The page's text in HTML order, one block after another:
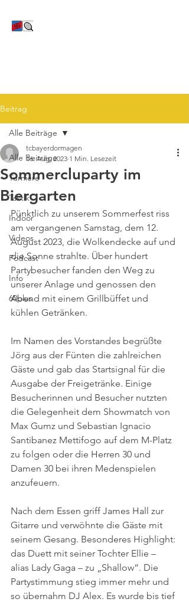
Beitrag
Alle Beiträge
Turniere
Taktik
Indoor
Videos
Podcast
Info
60plus
Alle Beiträge
Sommercluparty im
Biergarten
tcbayerdormagen
16. Aug. 2023 1 Min. Lesezeit
Pünktlich zu unserem Sommerfest riss
am vergangenen Samstag, dem 12.
August 2023, die Wolkendecke auf und
die Sonne strahlte. Über hundert
Partybesucher fanden den Weg zu
unserer Anlage und genossen den
Abend mit einem Grillbüffet und
kühlen Getränken.
Im Namen des Vorstandes begrüßte
Jörg aus der Fünten die zahlreichen
Gäste und gab das Startsignal für die
Ausgabe der Freigetränke. Einige
Besucherinnen und Besucher nutzten
die Gelegenheit dem Showmatch von
Max Gumz und Sebastian Ignacio
Santibanez Mettifogo auf dem M-Platz
zu folgen oder die Herren 30 und
Damen 30 bei ihren Medenspielen
anzufeuern.
Nach dem Essen griff James Hall zur
Gitarre und verwöhnte die Gäste mit
seinem Gesang. Besonderes Highlight:
das Duett mit seiner Tochter Ellie –
alias Lady Gaga – zu „Shallow“. Die
Partystimmung stieg immer mehr und
so übernahm DJ Alex. Es wurde bis tief